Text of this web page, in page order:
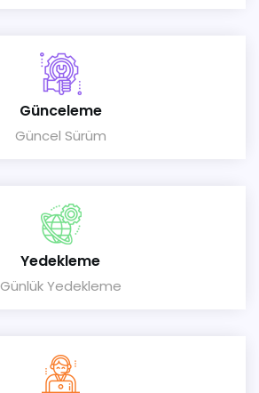
Günceleme
Güncel Sürüm
Yedekleme
Günlük Yedekleme